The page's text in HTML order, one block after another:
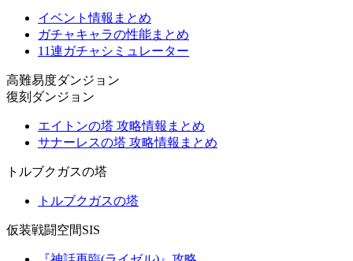
イベント情報まとめ
ガチャキャラの性能まとめ
11連ガチャシミュレーター
高難易度ダンジョン
復刻ダンジョン
エイトンの塔 攻略情報まとめ
サナーレスの塔 攻略情報まとめ
トルブクガスの塔
トルブクガスの塔
仮装戦闘空間SIS